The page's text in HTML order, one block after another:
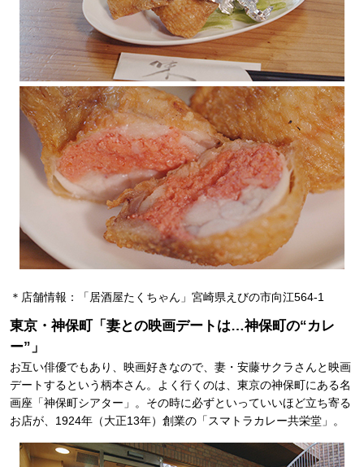
＊店舗情報：「居酒屋たくちゃん」宮崎県えびの市向江564-1
東京・神保町「妻との映画デートは…神保町の“カレ
ー”」
お互い俳優でもあり、映画好きなので、妻・安藤サクラさんと映画
デートするという柄本さん。よく行くのは、東京の神保町にある名
画座「神保町シアター」。その時に必ずといっていいほど立ち寄る
お店が、1924年（大正13年）創業の「スマトラカレー共栄堂」。